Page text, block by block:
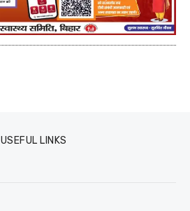
USEFUL LINKS